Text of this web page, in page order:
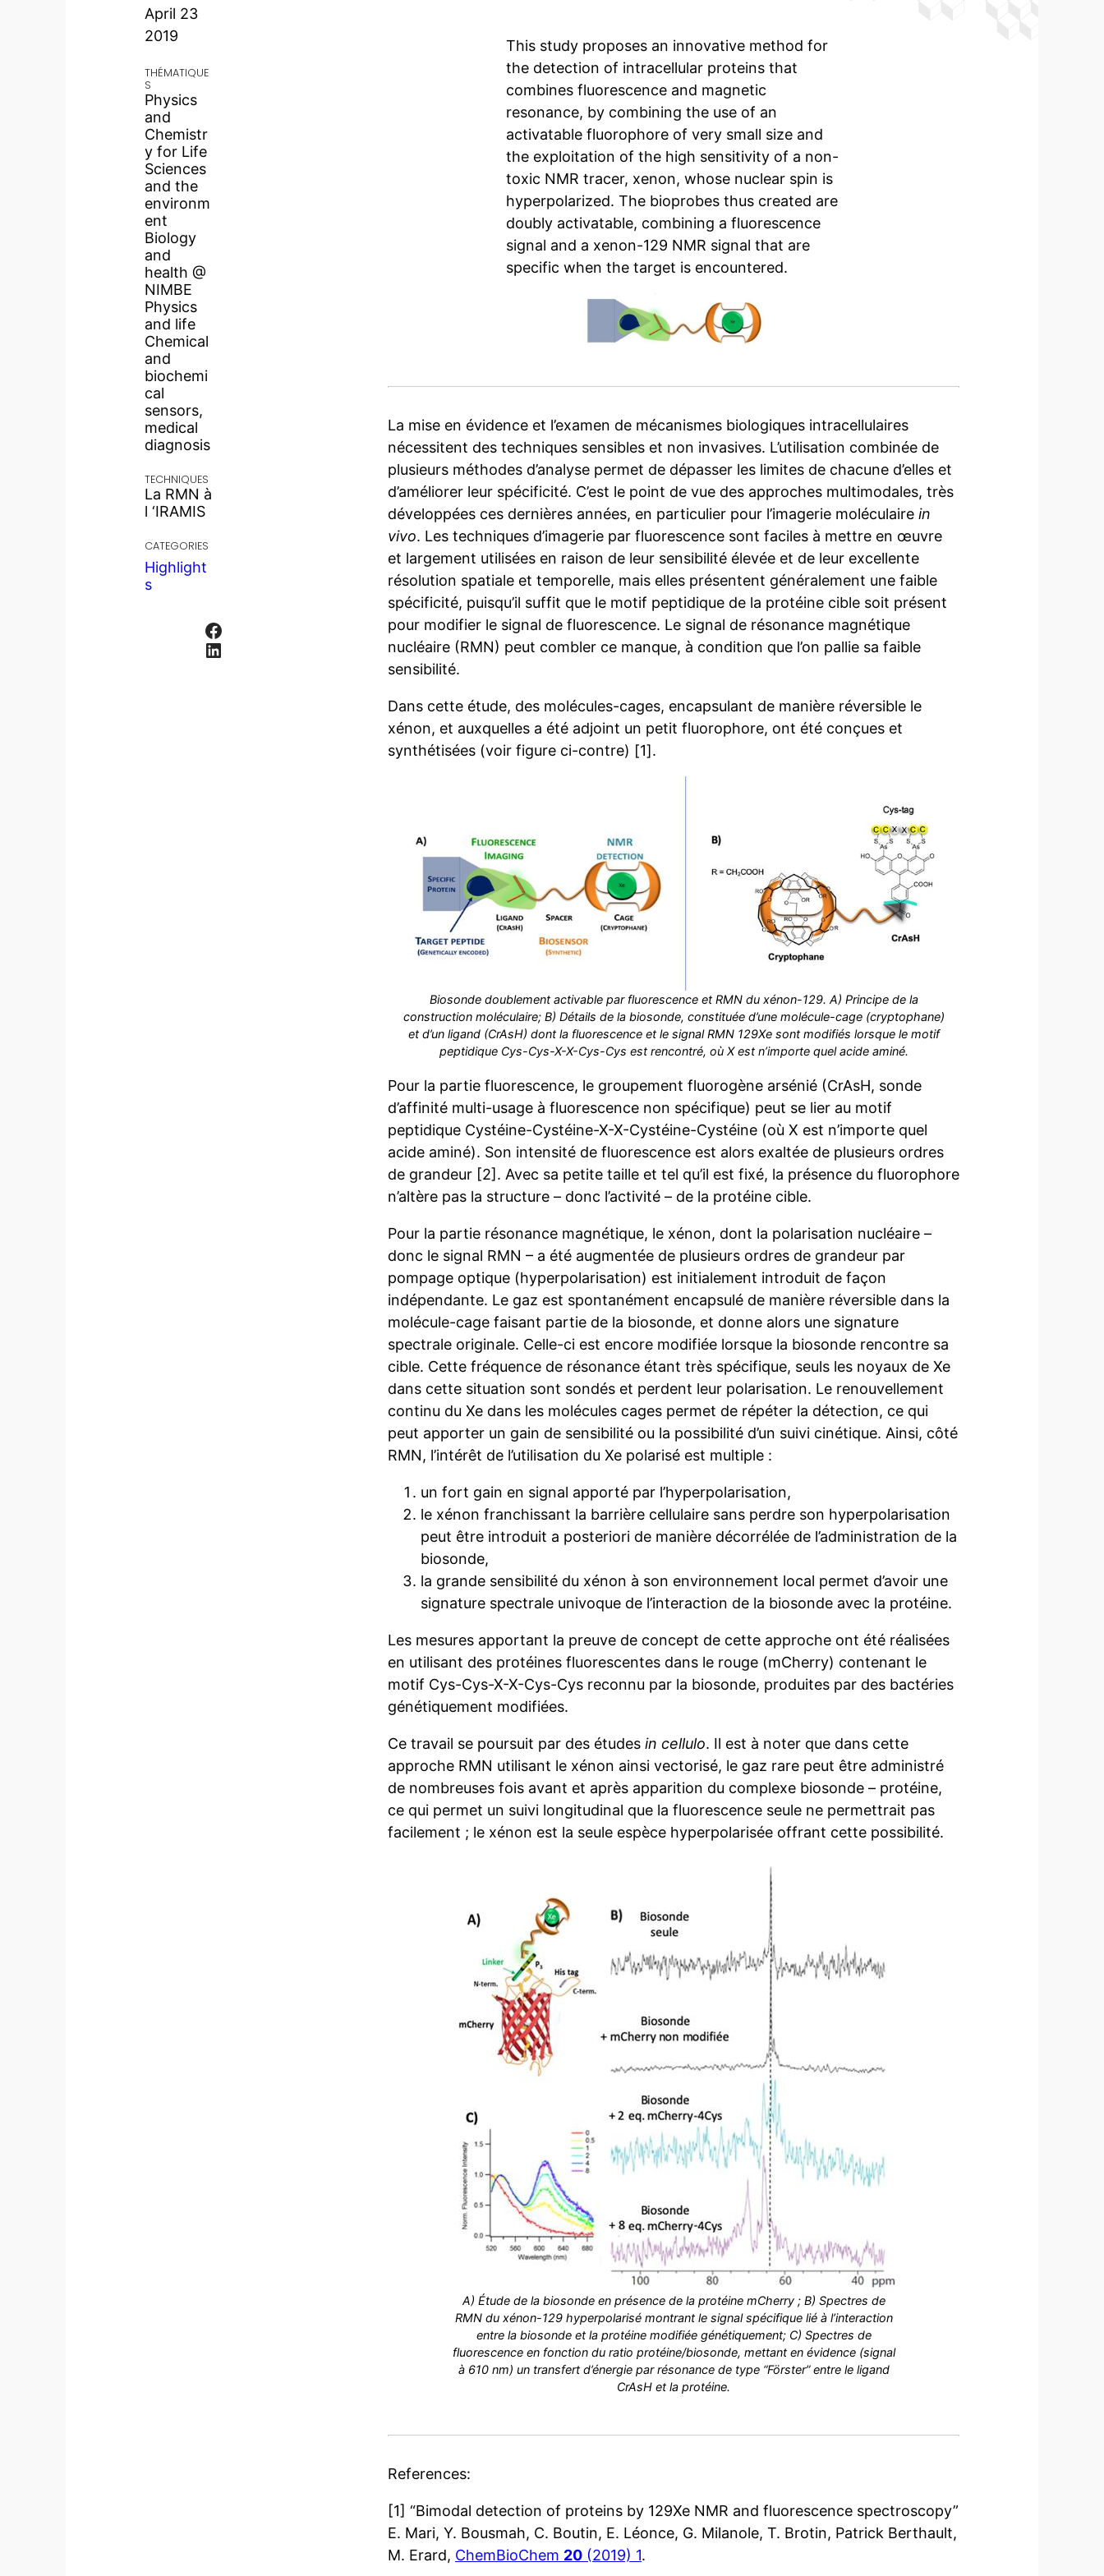
April 23
2019
THÉMATIQUE
S
Physics
and
Chemistr
y for Life
Sciences
and the
environm
ent
Biology
and
health @
NIMBE
Physics
and life
Chemical
and
biochemi
cal
sensors,
medical
diagnosis
TECHNIQUES
La RMN à
l ‘IRAMIS
CATEGORIES
Highlight
s
Facebook
LinkedIn
This study proposes an innovative method for
the detection of intracellular proteins that
combines fluorescence and magnetic
resonance, by combining the use of an
activatable fluorophore of very small size and
the exploitation of the high sensitivity of a non-
toxic NMR tracer, xenon, whose nuclear spin is
hyperpolarized. The bioprobes thus created are
doubly activatable, combining a fluorescence
signal and a xenon-129 NMR signal that are
specific when the target is encountered.
La mise en évidence et l’examen de mécanismes biologiques intracellulaires
nécessitent des techniques sensibles et non invasives. L’utilisation combinée de
plusieurs méthodes d’analyse permet de dépasser les limites de chacune d’elles et
d’améliorer leur spécificité. C’est le point de vue des approches multimodales, très
développées ces dernières années, en particulier pour l’imagerie moléculaire in
vivo. Les techniques d’imagerie par fluorescence sont faciles à mettre en œuvre
et largement utilisées en raison de leur sensibilité élevée et de leur excellente
résolution spatiale et temporelle, mais elles présentent généralement une faible
spécificité, puisqu’il suffit que le motif peptidique de la protéine cible soit présent
pour modifier le signal de fluorescence. Le signal de résonance magnétique
nucléaire (RMN) peut combler ce manque, à condition que l’on pallie sa faible
sensibilité.
Dans cette étude, des molécules-cages, encapsulant de manière réversible le
xénon, et auxquelles a été adjoint un petit fluorophore, ont été conçues et
synthétisées (voir figure ci-contre) [1].
Biosonde doublement activable par fluorescence et RMN du xénon-129. A) Principe de la
construction moléculaire; B) Détails de la biosonde, constituée d’une molécule-cage (cryptophane)
et d’un ligand (CrAsH) dont la fluorescence et le signal RMN 129Xe sont modifiés lorsque le motif
peptidique Cys-Cys-X-X-Cys-Cys est rencontré, où X est n’importe quel acide aminé.
Pour la partie fluorescence, le groupement fluorogène arsénié (CrAsH, sonde
d’affinité multi-usage à fluorescence non spécifique) peut se lier au motif
peptidique Cystéine-Cystéine-X-X-Cystéine-Cystéine (où X est n’importe quel
acide aminé). Son intensité de fluorescence est alors exaltée de plusieurs ordres
de grandeur [2]. Avec sa petite taille et tel qu’il est fixé, la présence du fluorophore
n’altère pas la structure – donc l’activité – de la protéine cible.
Pour la partie résonance magnétique, le xénon, dont la polarisation nucléaire –
donc le signal RMN – a été augmentée de plusieurs ordres de grandeur par
pompage optique (hyperpolarisation) est initialement introduit de façon
indépendante. Le gaz est spontanément encapsulé de manière réversible dans la
molécule-cage faisant partie de la biosonde, et donne alors une signature
spectrale originale. Celle-ci est encore modifiée lorsque la biosonde rencontre sa
cible. Cette fréquence de résonance étant très spécifique, seuls les noyaux de Xe
dans cette situation sont sondés et perdent leur polarisation. Le renouvellement
continu du Xe dans les molécules cages permet de répéter la détection, ce qui
peut apporter un gain de sensibilité ou la possibilité d’un suivi cinétique. Ainsi, côté
RMN, l’intérêt de l’utilisation du Xe polarisé est multiple :
un fort gain en signal apporté par l’hyperpolarisation,
le xénon franchissant la barrière cellulaire sans perdre son hyperpolarisation
peut être introduit a posteriori de manière décorrélée de l’administration de la
biosonde,
la grande sensibilité du xénon à son environnement local permet d’avoir une
signature spectrale univoque de l’interaction de la biosonde avec la protéine.
Les mesures apportant la preuve de concept de cette approche ont été réalisées
en utilisant des protéines fluorescentes dans le rouge (mCherry) contenant le
motif Cys-Cys-X-X-Cys-Cys reconnu par la biosonde, produites par des bactéries
génétiquement modifiées.
Ce travail se poursuit par des études in cellulo. Il est à noter que dans cette
approche RMN utilisant le xénon ainsi vectorisé, le gaz rare peut être administré
de nombreuses fois avant et après apparition du complexe biosonde – protéine,
ce qui permet un suivi longitudinal que la fluorescence seule ne permettrait pas
facilement ; le xénon est la seule espèce hyperpolarisée offrant cette possibilité.
A) Étude de la biosonde en présence de la protéine mCherry ; B) Spectres de
RMN du xénon-129 hyperpolarisé montrant le signal spécifique lié à l’interaction
entre la biosonde et la protéine modifiée génétiquement; C) Spectres de
fluorescence en fonction du ratio protéine/biosonde, mettant en évidence (signal
à 610 nm) un transfert d’énergie par résonance de type “Förster” entre le ligand
CrAsH et la protéine.
References:
[1] “Bimodal detection of proteins by 129Xe NMR and fluorescence spectroscopy”
E. Mari, Y. Bousmah, C. Boutin, E. Léonce, G. Milanole, T. Brotin, Patrick Berthault,
M. Erard, ChemBioChem 20 (2019) 1.